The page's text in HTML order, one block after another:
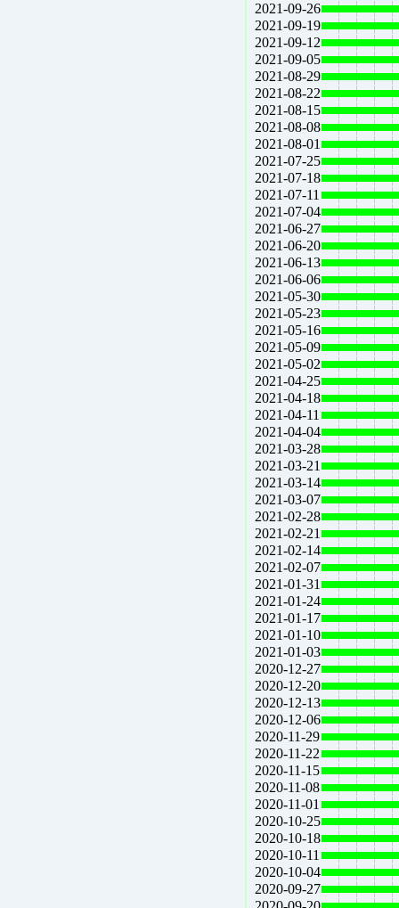
2021-09-26
2021-09-19
2021-09-12
2021-09-05
2021-08-29
2021-08-22
2021-08-15
2021-08-08
2021-08-01
2021-07-25
2021-07-18
2021-07-11
2021-07-04
2021-06-27
2021-06-20
2021-06-13
2021-06-06
2021-05-30
2021-05-23
2021-05-16
2021-05-09
2021-05-02
2021-04-25
2021-04-18
2021-04-11
2021-04-04
2021-03-28
2021-03-21
2021-03-14
2021-03-07
2021-02-28
2021-02-21
2021-02-14
2021-02-07
2021-01-31
2021-01-24
2021-01-17
2021-01-10
2021-01-03
2020-12-27
2020-12-20
2020-12-13
2020-12-06
2020-11-29
2020-11-22
2020-11-15
2020-11-08
2020-11-01
2020-10-25
2020-10-18
2020-10-11
2020-10-04
2020-09-27